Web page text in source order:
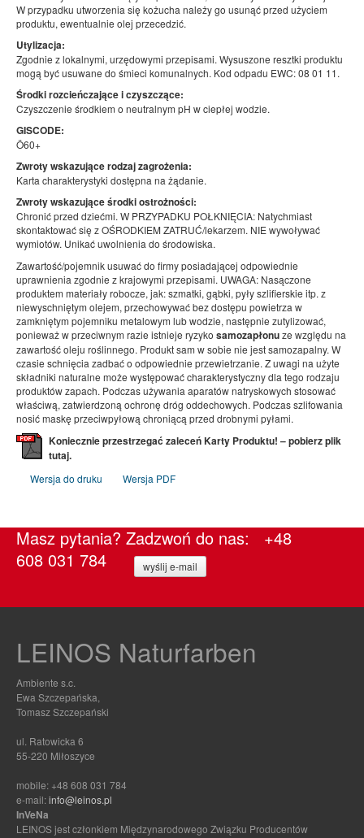
W przypadku utworzenia się kożucha należy go usunąć przed użyciem
produktu, ewentualnie olej przecedzić.
Utylizacja:
Zgodnie z lokalnymi, urzędowymi przepisami. Wysuszone resztki produktu
mogą być usuwane do śmieci komunalnych. Kod odpadu EWC: 08 01 11.
Środki rozcieńczające i czyszczące:
Czyszczenie środkiem o neutralnym pH w ciepłej wodzie.
GISCODE:
Ö60+
Zwroty wskazujące rodzaj zagrożenia:
Karta charakterystyki dostępna na żądanie.
Zwroty wskazujące środki ostrożności:
Chronić przed dziećmi. W PRZYPADKU POŁKNIĘCIA: Natychmiast
skontaktować się z OŚRODKIEM ZATRUĆ/lekarzem. NIE wywoływać
wymiotów. Unikać uwolnienia do środowiska.
Zawartość/pojemnik usuwać do firmy posiadającej odpowiednie
uprawnienia zgodnie z krajowymi przepisami. UWAGA: Nasączone
produktem materiały robocze, jak: szmatki, gąbki, pyły szlifierskie itp. z
niewyschniętym olejem, przechowywać bez dostępu powietrza w
zamkniętym pojemniku metalowym lub wodzie, następnie zutylizować,
ponieważ w przeciwnym razie istnieje ryzyko samozapłonuze względu na
zawartość oleju roślinnego. Produkt sam w sobie nie jest samozapalny. W
czasie schnięcia zadbać o odpowiednie przewietrzanie. Z uwagi na użyte
składniki naturalne może występować charakterystyczny dla tego rodzaju
produktów zapach. Podczas używania aparatów natryskowych stosować
właściwą, zatwierdzoną ochronę dróg oddechowych. Podczas szlifowania
nosić maskę przeciwpyłową chroniącą przed drobnymi pyłami.
Koniecznie przestrzegać zaleceń Karty Produktu! – pobierz plik
tutaj.
Wersja do druku Wersja PDF
Masz pytania? Zadzwoń do nas: +48
608 031 784
wyślij e-mail
LEINOS Naturfarben
Ambiente s.c.
Ewa Szczepańska,
Tomasz Szczepański
ul. Ratowicka 6
55-220 Miłoszyce
mobile: +48 608 031 784
e-mail:info@leinos.pl
InVeNa
LEINOS jest członkiem Międzynarodowego Związku Producentów